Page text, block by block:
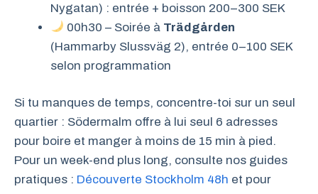
Nygatan) : entrée + boisson 200–300 SEK
00h30 – Soirée à Trädgården
(Hammarby Slussväg 2), entrée 0–100 SEK
selon programmation
Si tu manques de temps, concentre-toi sur un seul
quartier : Södermalm offre à lui seul 6 adresses
pour boire et manger à moins de 15 min à pied.
Pour un week-end plus long, consulte nos guides
pratiques : Découverte Stockholm 48h et pour